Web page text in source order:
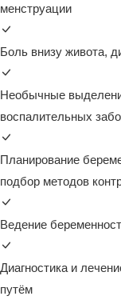
менструации
Боль внизу живота,
Необычные
воспалительных
Планирование
подбор методов
Ведение
Диагностика и
путём